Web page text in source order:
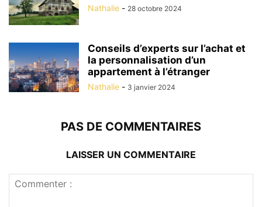
Nathalie - 28 octobre 2024
Conseils d’experts sur l’achat et
la personnalisation d’un
appartement à l’étranger
Nathalie - 3 janvier 2024
PAS DE COMMENTAIRES
LAISSER UN COMMENTAIRE